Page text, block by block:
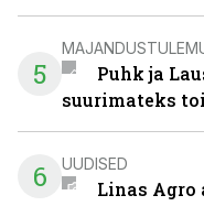
5
Puhk ja
suurimateks
6 UUDISED
Linas